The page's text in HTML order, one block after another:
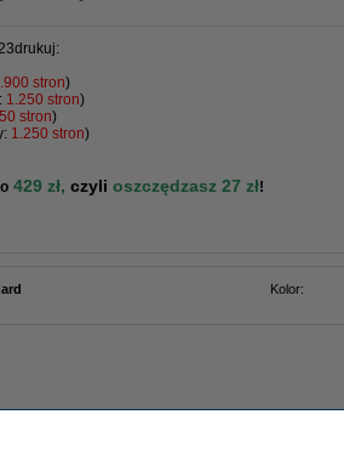
stron)
1.250 stron)
stron)
1.250 stron)
429 zł, czyli oszczędzasz 27 zł!
Kolor: